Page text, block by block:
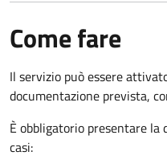
Come fare
Il servizio può essere
documentazione prevista,
È obbligatorio presentare la
casi: